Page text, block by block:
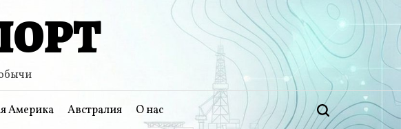
Америка Австралия О нас Поиск